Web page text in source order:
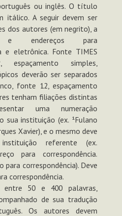
ou inglês. O título
itálico. A seguir devem ser
dos autores (em negrito), a
e endereços para
e eletrônica. Fonte TIMES
simples,
deverão ser separados
fonte 12, espaçamento
tenham filiações distintas
uma numeração
sua instituição (ex. ¹Fulano
Xavier), e o mesmo deve
referente (ex.
para correspondência.
para correspondência). Deve
correspondência.
50 e 400 palavras,
de sua tradução
Os autores devem